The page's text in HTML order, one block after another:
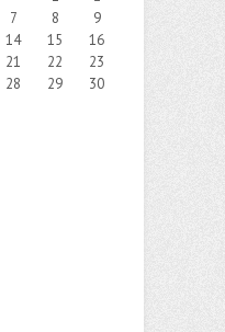
7 8
9
14 15
16
21 22
23
28 29
30